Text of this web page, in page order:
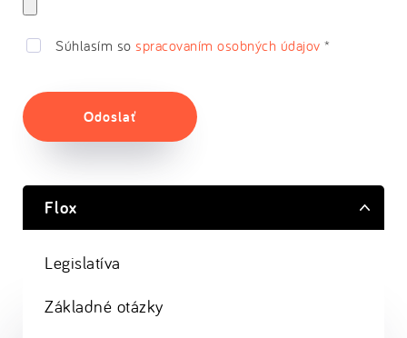
Súhlasím so spracovaním osobných údajov *
Odoslať
Flox
Legislatíva
Základné otázky